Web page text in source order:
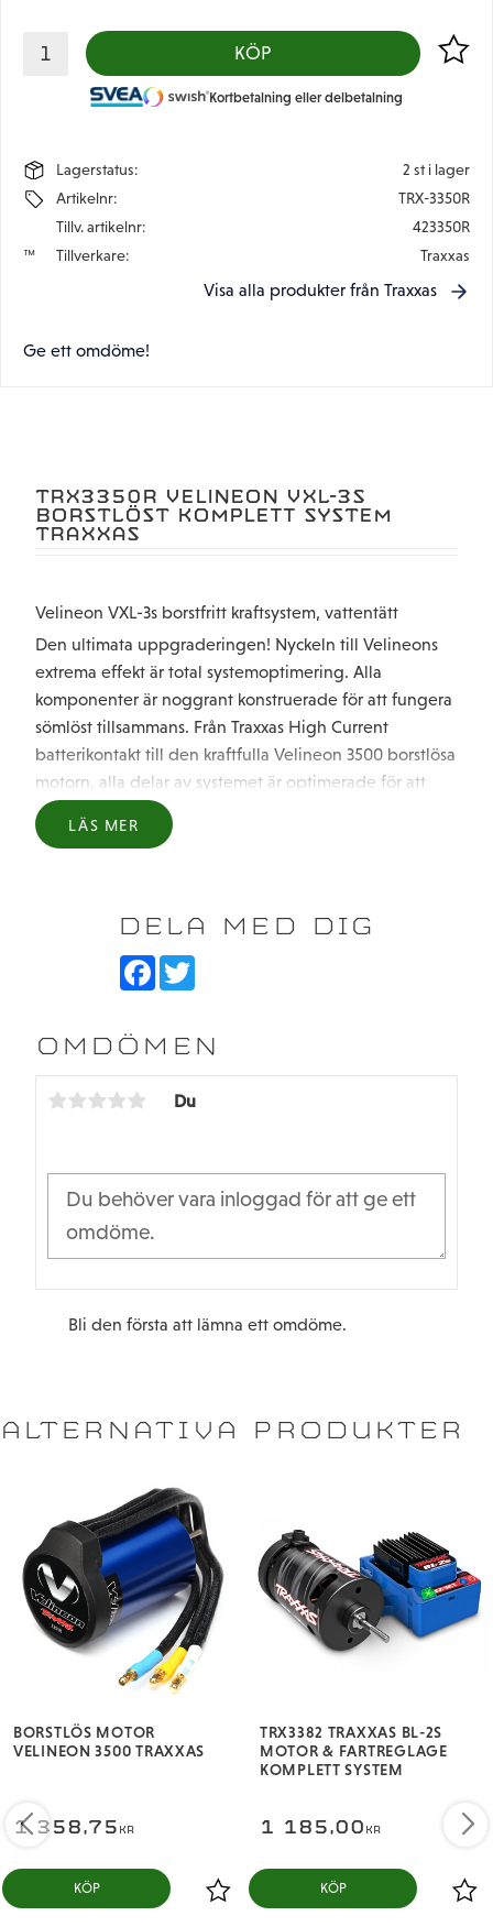
KÖP Lägg
Kortbetalning eller delbetalning
Lagerstatus
2 st i lager
Artikelnr
TRX-3350R
Tillv. artikelnr
423350R
Tillverkare
Traxxas
Visa alla produkter från Traxxas
Ge ett omdöme!
TRX3350R VELINEON VXL-3S
BORSTLÖST KOMPLETT SYSTEM
TRAXXAS
Velineon VXL-3s borstfritt kraftsystem, vattentätt
Den ultimata uppgraderingen! Nyckeln till Velineons
extrema effekt är total systemoptimering. Alla
komponenter är noggrant konstruerade för att fungera
sömlöst tillsammans. Från Traxxas High Current
batterikontakt till den kraftfulla Velineon 3500 borstlösa
motorn, alla delar av systemet är optimerade för att
eliminera begränsningar och tillåta maximalt
effektflöde. Högfrekventa transistorer och avancerad
LÄS MER
DELA MED DIG
F
b
o
T
t
e
OMDÖMEN
Du
Bli den första att lämna ett omdöme.
ALTERNATIVA PRODUKTER
BORSTLÖS MOTOR
VELINEON 3500 TRAXXAS
1 358,75 KR
KÖP
TRX3382 TRAXXAS BL-2S
MOTOR & FARTREGLAGE
KOMPLETT SYSTEM
1 185,00 KR
KÖP